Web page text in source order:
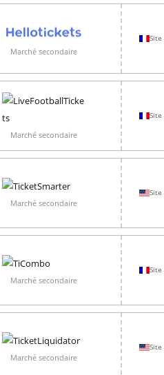
Marché secondaire
Site
Marché secondaire
Site
Marché secondaire
Site
Marché secondaire
Site
Marché secondaire
Site